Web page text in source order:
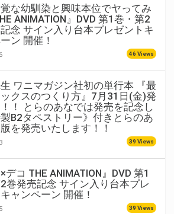
覚な幼馴染と興味本位でヤってみ
ANIMATION』DVD 第1巻・第2
念 サイン入り台本プレゼントキ
ン 開催！
46 Views
ワニマガジン社初の単行本 『最
クスのつくり方』7月31日(金)発
！ とらのあなでは発売を記念し
B2タペストリー》付きとらのあ
を発売いたします！！
39 Views
×デコ THE ANIMATION』DVD 第1
巻発売記念 サイン入り台本プレ
ャンペーン 開催！
39 Views